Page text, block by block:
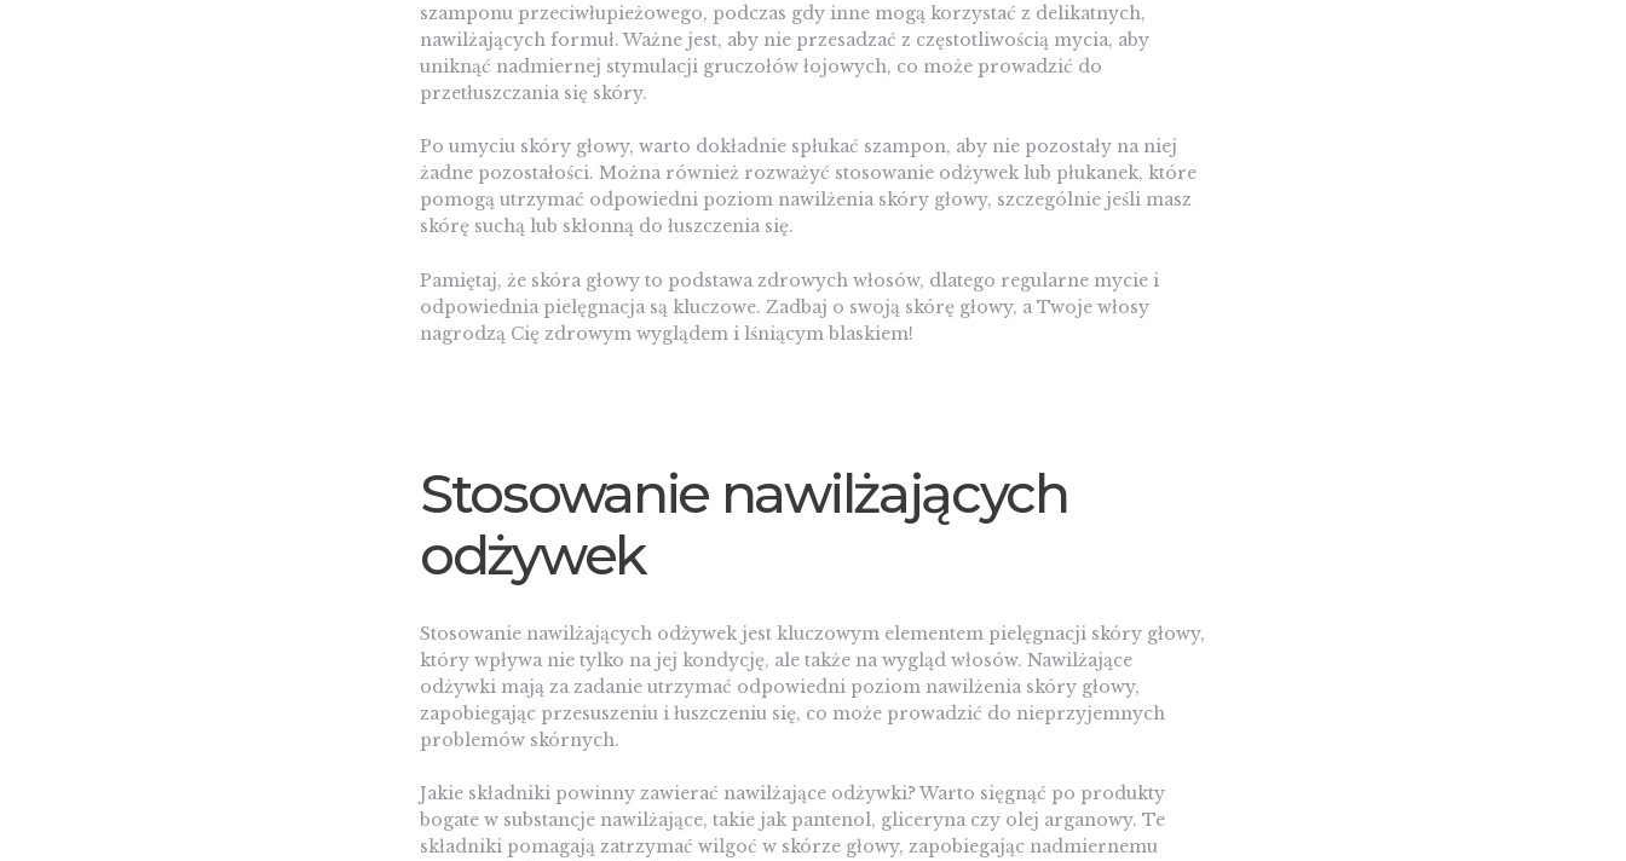
szamponu przeciwłupieżowego, podczas gdy inne mogą korzystać z delikatnych,
nawilżających formuł. Ważne jest, aby nie przesadzać z częstotliwością mycia, aby
uniknąć nadmiernej stymulacji gruczołów łojowych, co może prowadzić do
przetłuszczania się skóry.
Po umyciu skóry głowy, warto dokładnie spłukać szampon, aby nie pozostały na niej
żadne pozostałości. Można również rozważyć stosowanie odżywek lub płukanek, które
pomogą utrzymać odpowiedni poziom nawilżenia skóry głowy, szczególnie jeśli masz
skórę suchą lub skłonną do łuszczenia się.
Pamiętaj, że skóra głowy to podstawa zdrowych włosów, dlatego regularne mycie i
odpowiednia pielęgnacja są kluczowe. Zadbaj o swoją skórę głowy, a Twoje włosy
nagrodzą Cię zdrowym wyglądem i lśniącym blaskiem!
Stosowanie nawilżających
odżywek
Stosowanie nawilżających odżywek jest kluczowym elementem pielęgnacji skóry głowy,
który wpływa nie tylko na jej kondycję, ale także na wygląd włosów. Nawilżające
odżywki mają za zadanie utrzymać odpowiedni poziom nawilżenia skóry głowy,
zapobiegając przesuszeniu i łuszczeniu się, co może prowadzić do nieprzyjemnych
problemów skórnych.
Jakie składniki powinny zawierać nawilżające odżywki? Warto sięgnąć po produkty
bogate w substancje nawilżające, takie jak pantenol, gliceryna czy olej arganowy. Te
składniki pomagają zatrzymać wilgoć w skórze głowy, zapobiegając nadmiernemu